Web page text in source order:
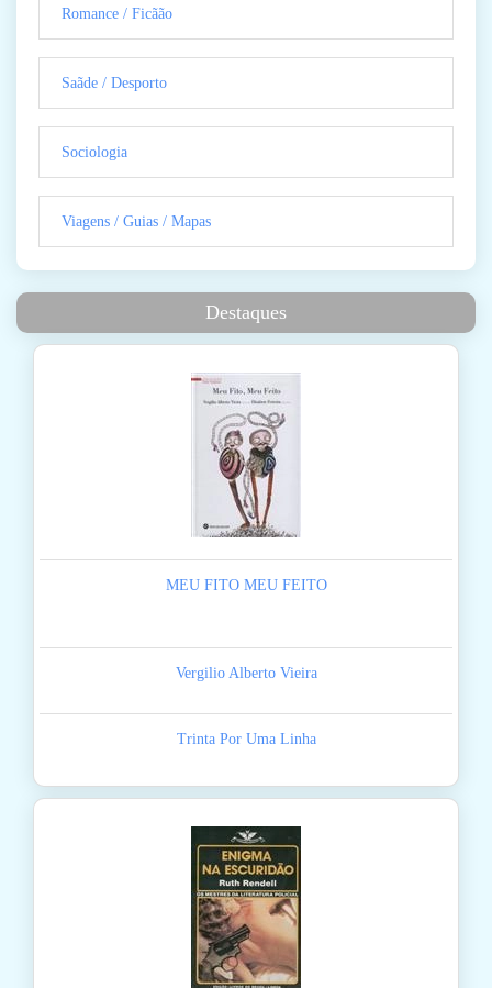
Romance / Ficãão
Saãde / Desporto
Sociologia
Viagens / Guias / Mapas
Destaques
MEU FITO MEU FEITO
Vergilio Alberto Vieira
Trinta Por Uma Linha